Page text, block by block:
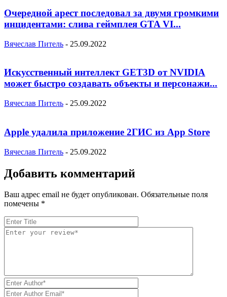
Очередной арест последовал за двумя громкими
инцидентами: слива геймплея GTA VI...
Вячеслав Питель - 25.09.2022
Искусственный интеллект GET3D от NVIDIA
может быстро создавать объекты и персонажи...
Вячеслав Питель - 25.09.2022
Apple удалила приложение 2ГИС из App Store
Вячеслав Питель - 25.09.2022
Добавить комментарий
Ваш адрес email не будет опубликован. Обязательные поля
помечены *